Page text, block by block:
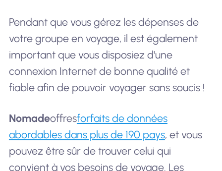
Pendant que vous gérez les dépenses de
votre groupe en voyage, il est également
important que vous disposiez d'une
connexion Internet de bonne qualité et
fiable afin de pouvoir voyager sans soucis !
Nomadeoffresforfaits de données
abordables dans plus de 190 pays, et vous
pouvez être sûr de trouver celui qui
convient à vos besoins de voyage. Les